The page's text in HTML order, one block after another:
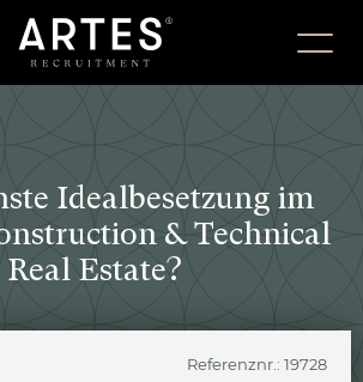
Idealbesetzung im
& Technical
Real Estate?
Referenznr.: 19728